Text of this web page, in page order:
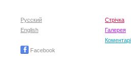
Русский
English
Facebook
Стрічка
Галерея
Коментарі